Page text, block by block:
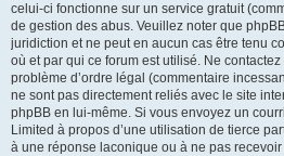
celui-ci fonctionne sur un service gratuit
de gestion des abus. Veuillez noter que
juridiction et ne peut en aucun cas être tenu
où et par qui ce forum est utilisé. Ne
problème d’ordre légal (commentaire
ne sont pas directement reliés avec le site
phpBB en lui-même. Si vous envoyez un
Limited à propos d’une utilisation de tierce
à une réponse laconique ou à ne pas